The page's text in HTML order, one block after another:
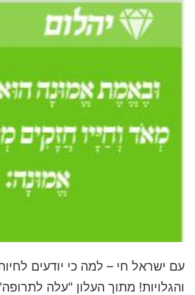
עם ישראל חי – למה כי יודעים
והגלויות! מתוך העלון "עלה